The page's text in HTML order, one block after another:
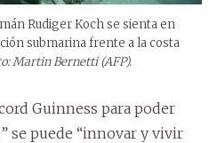
Rudiger Koch se sienta en
submarina frente a la costa
Martin Bernetti (AFP).
Guinness para poder
se puede “innovar y vivir